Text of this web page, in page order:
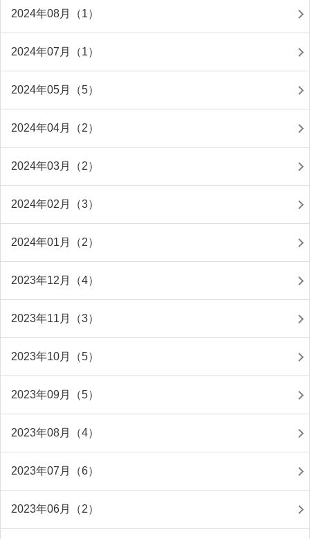
2024年08月（1）
2024年07月（1）
2024年05月（5）
2024年04月（2）
2024年03月（2）
2024年02月（3）
2024年01月（2）
2023年12月（4）
2023年11月（3）
2023年10月（5）
2023年09月（5）
2023年08月（4）
2023年07月（6）
2023年06月（2）